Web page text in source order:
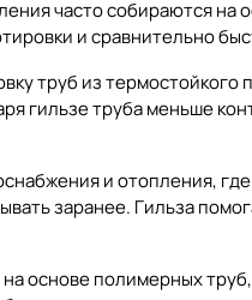
часто собираются на
и сравнительно
труб из
гильзе труба меньше
и отопления,
заранее. Гильза
основе полимерных